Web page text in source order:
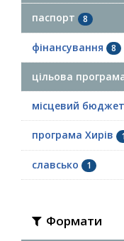
паспорт 8
фінансування 8
цільова
місцевий бюджет
програма Хирів
славсько 1
Формати